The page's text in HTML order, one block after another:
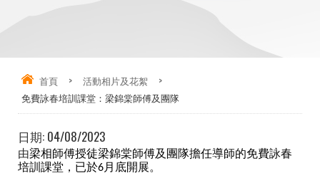
首頁 > 活動相片及花絮
>
免費詠春培訓課堂：梁錦棠師傅及團隊
日期: 04/08/2023
由梁相師傅授徒梁錦棠師傅及團隊擔任導師的免費詠春
培訓課堂，已於6月底開展。